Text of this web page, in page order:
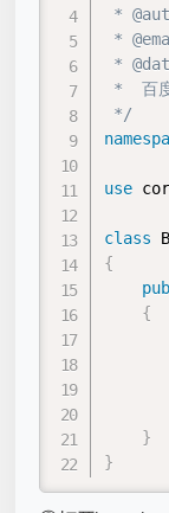
*
*
*
*  百
*/
use
class
{
{
}
}